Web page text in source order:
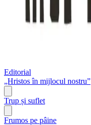
Editorial
„Hristos în mijlocul nostru”
Trup și suflet
Frumos pe pâine